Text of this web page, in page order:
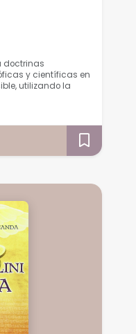
doctrinas
y científicas en
utilizando la